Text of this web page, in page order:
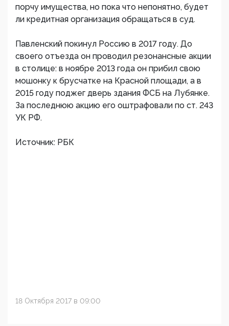
порчу имущества, но пока что непонятно, будет
ли кредитная организация обращаться в суд.
Павленский покинул Россию в 2017 году. До
своего отъезда он проводил резонансные акции
в столице: в ноябре 2013 года он прибил свою
мошонку к брусчатке на Красной площади, а в
2015 году поджег дверь здания ФСБ на Лубянке.
За последнюю акцию его оштрафовали по ст. 243
УК РФ.
Источник: РБК
18 Октября 2017 в 09:00